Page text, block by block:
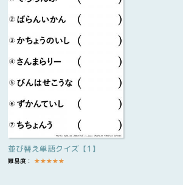
並び替え単語クイズ【1】
難易度： ★★★★★